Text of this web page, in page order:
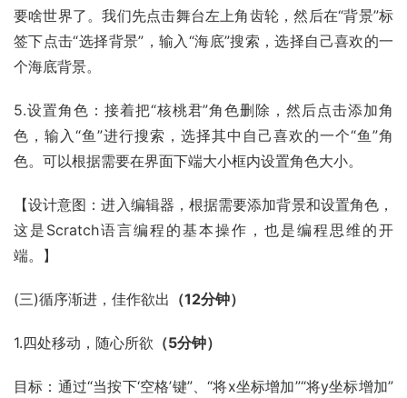
要啥世界了。我们先点击舞台左上角齿轮，然后在“背景”标
签下点击“选择背景”，输入“海底”搜索，选择自己喜欢的一
个海底背景。
5.设置角色：接着把“核桃君”角色删除，然后点击添加角
色，输入“鱼”进行搜索，选择其中自己喜欢的一个“鱼”角
色。可以根据需要在界面下端大小框内设置角色大小。
【设计意图：进入编辑器，根据需要添加背景和设置角色，
这是Scratch语言编程的基本操作，也是编程思维的开
端。】
(三)循序渐进，佳作欲出 （12分钟）
1.四处移动，随心所欲 （5分钟）
目标：通过“当按下‘空格’键”、“将x坐标增加”“将y坐标增加”